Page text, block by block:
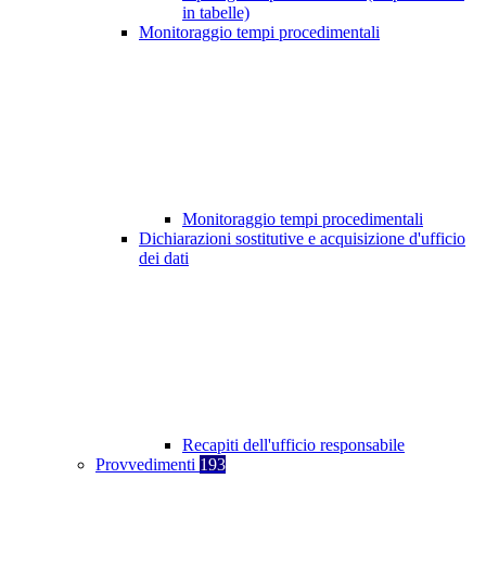
in tabelle)
Monitoraggio tempi procedimentali
Monitoraggio tempi procedimentali
Dichiarazioni sostitutive e acquisizione d'ufficio
dei dati
Recapiti dell'ufficio responsabile
Provvedimenti 193